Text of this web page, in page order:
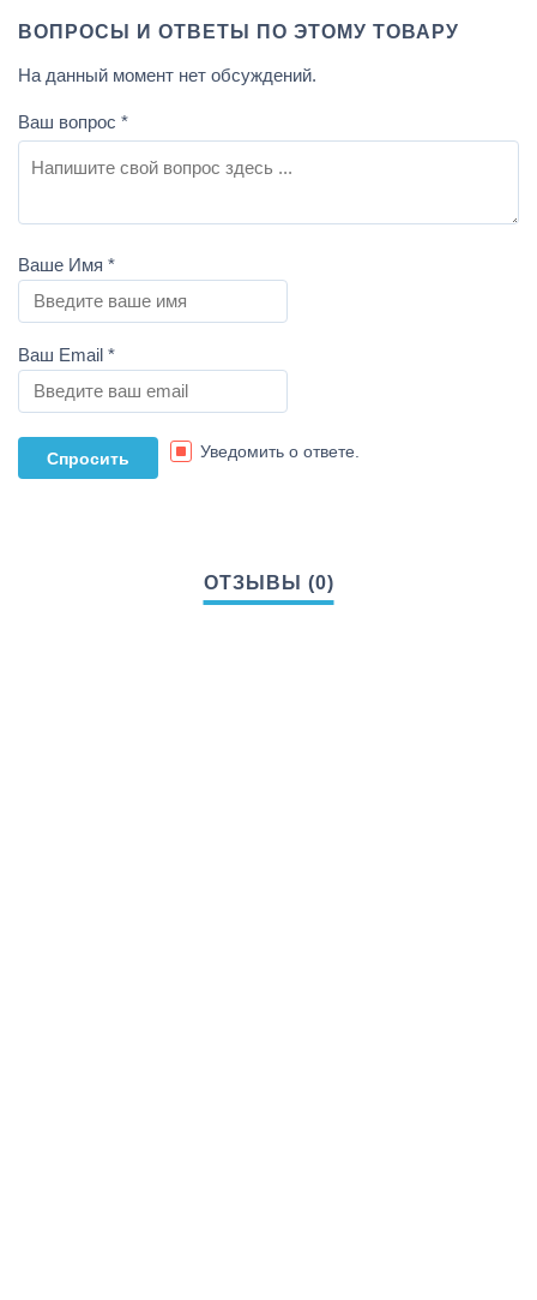
ВОПРОСЫ И ОТВЕТЫ ПО ЭТОМУ ТОВАРУ
На данный момент нет обсуждений.
Ваш вопрос *
Ваше Имя *
Ваш Email *
Уведомить о ответе.